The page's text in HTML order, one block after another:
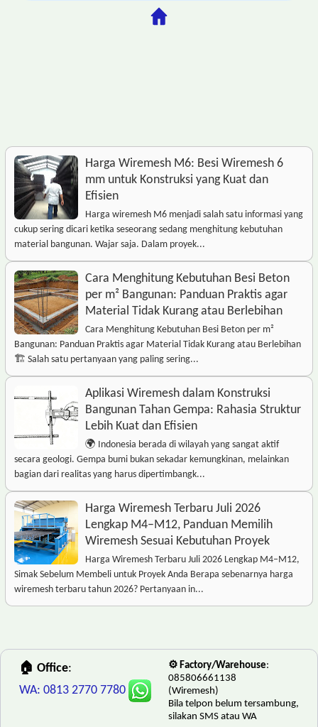
Harga Wiremesh M6: Besi Wiremesh 6
mm untuk Konstruksi yang Kuat dan
Efisien
Harga wiremesh M6 menjadi salah satu informasi yang
cukup sering dicari ketika seseorang sedang menghitung kebutuhan
material bangunan. Wajar saja. Dalam proyek...
Cara Menghitung Kebutuhan Besi Beton
per m² Bangunan: Panduan Praktis agar
Material Tidak Kurang atau Berlebihan
Cara Menghitung Kebutuhan Besi Beton per m²
Bangunan: Panduan Praktis agar Material Tidak Kurang atau Berlebihan
🏗️ Salah satu pertanyaan yang paling sering...
Aplikasi Wiremesh dalam Konstruksi
Bangunan Tahan Gempa: Rahasia Struktur
Lebih Kuat dan Efisien
🌍 Indonesia berada di wilayah yang sangat aktif
secara geologi. Gempa bumi bukan sekadar kemungkinan, melainkan
bagian dari realitas yang harus dipertimbangk...
Harga Wiremesh Terbaru Juli 2026
Lengkap M4–M12, Panduan Memilih
Wiremesh Sesuai Kebutuhan Proyek
Harga Wiremesh Terbaru Juli 2026 Lengkap M4–M12,
Simak Sebelum Membeli untuk Proyek Anda Berapa sebenarnya harga
wiremesh terbaru tahun 2026? Pertanyaan in...
🏠 Office:
WA: 0813 2770 7780
⚙️ Factory/Warehouse:
085806661138
(Wiremesh)
Bila telpon belum tersambung,
silakan SMS atau WA